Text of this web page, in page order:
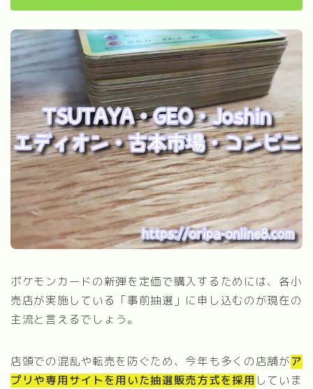
ポケモンカードの新弾を定価で購入するためには、各小
売店が実施している「事前抽選」に申し込むのが現在の
主流と言えるでしょう。
店頭での混乱や転売を防ぐため、今年も多くの店舗がア
プリや専用サイトを用いた抽選販売方式を採用 していま